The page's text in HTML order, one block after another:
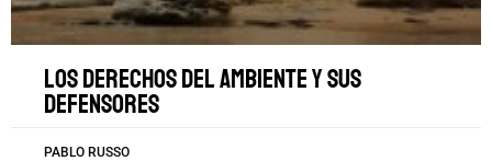
Los derechos del ambiente y sus
defensores
PABLO RUSSO